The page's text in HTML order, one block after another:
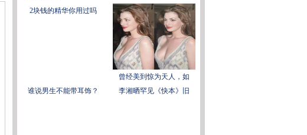
2块钱的精华你用过吗
曾经美到惊为天人，如
谁说男生不能带耳饰？
李湘晒罕见《快本》旧